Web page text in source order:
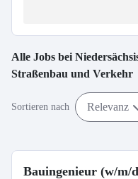
Alle Jobs bei
Straßenbau und Verkehr
Sortieren nach Relevanz
Bauingenieur (w/m/